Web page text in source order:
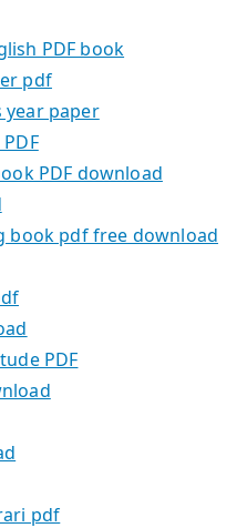
PDF book
pdf
year paper
PDF download
book pdf free download
PDF
pdf